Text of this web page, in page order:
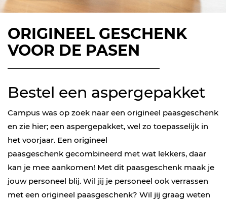
ORIGINEEL GESCHENK
VOOR DE PASEN
Bestel een aspergepakket
Campus was op zoek naar een origineel paasgeschenk
en zie hier; een aspergepakket, wel zo toepasselijk in
het voorjaar. Een origineel
paasgeschenk gecombineerd met wat lekkers, daar
kan je mee aankomen! Met dit paasgeschenk maak je
jouw personeel blij. Wil jij je personeel ook verrassen
met een origineel paasgeschenk? Wil jij graag weten